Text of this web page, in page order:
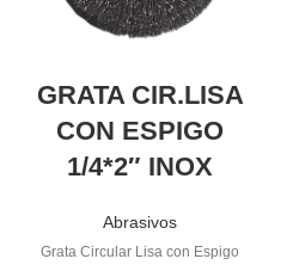
GRATA CIR.LISA
CON ESPIGO
1/4*2″ INOX
Abrasivos
Grata Circular Lisa con Espigo